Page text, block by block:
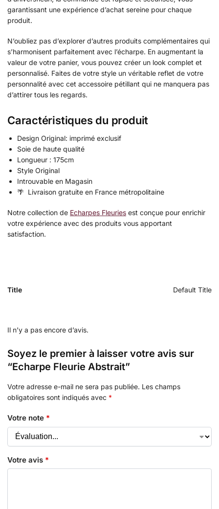
garantissant une expérience d’achat sereine pour chaque
produit.
N’oubliez pas d’explorer d’autres produits complémentaires qui
s’harmonisent parfaitement avec l’écharpe. En augmentant la
valeur de votre panier, vous pouvez créer un look complet et
personnalisé. Faites de votre style un véritable reflet de votre
personnalité avec cet accessoire pétillant qui ne manquera pas
d’attirer tous les regards.
Caractéristiques du produit
Design Original: imprimé exclusif
Soie de haute qualité
Longueur : 175cm
Style Original
Introuvable en Magasin
🌴 Livraison gratuite en France métropolitaine
Notre collection de Echarpes Fleuries est conçue pour enrichir
votre expérience avec des produits vous apportant
satisfaction.
Title Default Title
Il n’y a pas encore d’avis.
Soyez le premier à laisser votre avis sur
“Echarpe Fleurie Abstrait”
Votre adresse e-mail ne sera pas publiée. Les champs
obligatoires sont indiqués avec *
Votre note *
Votre avis *